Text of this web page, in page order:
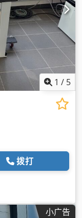
1 / 5
拨打
小广告